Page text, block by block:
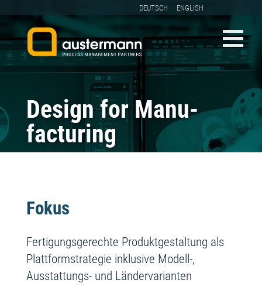
DEUTSCH ENGLISH
Design for Manu­
facturing
Fokus
Fertigungsgerechte Produktgestaltung als
Plattformstrategie inklusive Modell-,
Ausstattungs- und Ländervarianten